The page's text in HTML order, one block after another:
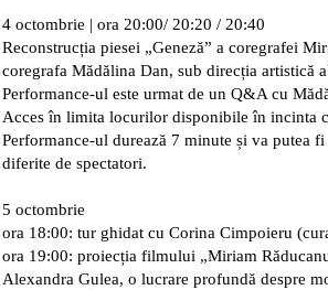
4 octombrie | ora 20:00/ 20:20 / 20:40
Reconstrucția piesei „Geneză” a coregrafei
coregrafa Mădălina Dan, sub direcția artistică
Performance-ul este urmat de un Q&A cu
Acces în limita locurilor disponibile în incinta
Performance-ul durează 7 minute și va putea
diferite de spectatori.
5 octombrie
ora 18:00: tur ghidat cu Corina Cimpoieru
ora 19:00: proiecția filmului „Miriam
Alexandra Gulea, o lucrare profundă despre